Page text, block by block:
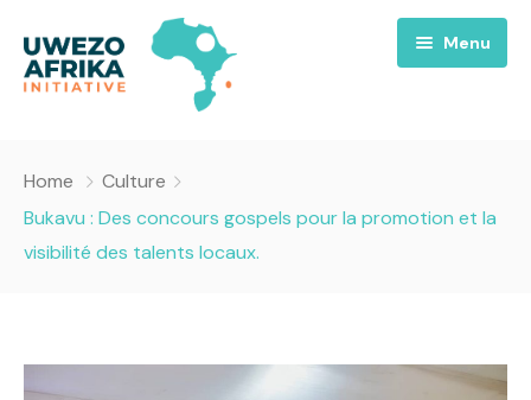
Menu
Nous
A propos
Projets
Home
Culture
Bukavu : Des concours gospels pour la promotion et la
visibilité des talents locaux.